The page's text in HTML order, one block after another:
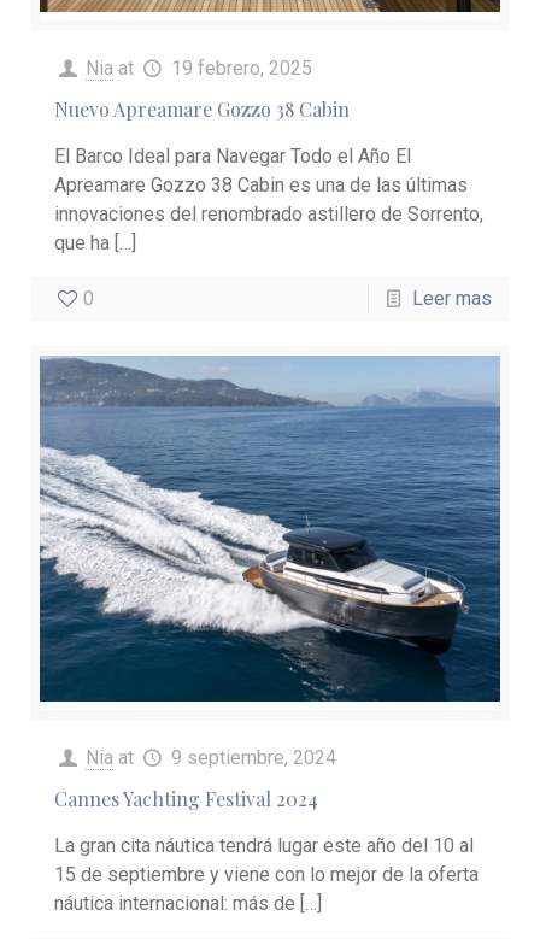
Nia at 19 febrero, 2025
Nuevo Apreamare Gozzo 38 Cabin
El Barco Ideal para Navegar Todo el Año El
Apreamare Gozzo 38 Cabin es una de las últimas
innovaciones del renombrado astillero de Sorrento,
que ha […]
0 Leer mas
Nia at 9 septiembre, 2024
Cannes Yachting Festival 2024
La gran cita náutica tendrá lugar este año del 10 al
15 de septiembre y viene con lo mejor de la oferta
náutica internacional: más de […]